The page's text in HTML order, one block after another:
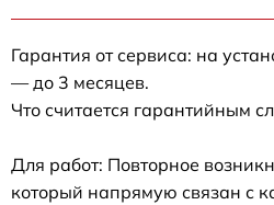
Гарантия от сервиса: на
— до 3 месяцев.
Что считается гарантийным
Для работ: Повторное
который напрямую связан с